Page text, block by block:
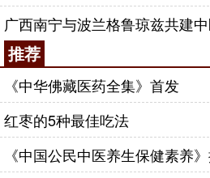
广西南宁与波兰格鲁琼兹共建
推荐
《中华佛藏医药全集》首发
红枣的5种最佳吃法
《中国公民中医养生保健素养